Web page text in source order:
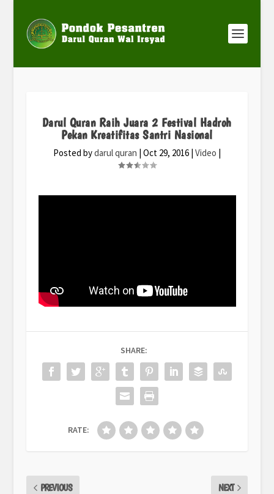
Darul Quran Raih Juara 2 Festival Hadroh
Pekan Kreatifitas Santri Nasional
Posted bydarul quran | Oct 29, 2016| Video |
SHARE:
RATE:
PREVIOUS NEXT